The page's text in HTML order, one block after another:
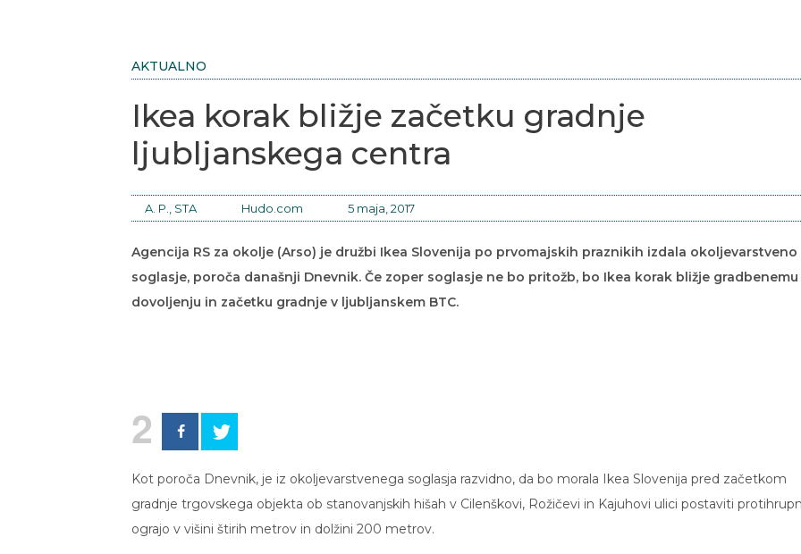
AKTUALNO
Ikea korak bližje začetku gradnje
ljubljanskega centra
A. P., STA Hudo.com 5 maja, 2017
Agencija RS za okolje (Arso) je družbi Ikea Slovenija po prvomajskih praznikih izdala okoljevarstveno
soglasje, poroča današnji Dnevnik. Če zoper soglasje ne bo pritožb, bo Ikea korak bližje gradbenemu
dovoljenju in začetku gradnje v ljubljanskem BTC.
2
Kot poroča Dnevnik, je iz okoljevarstvenega soglasja razvidno, da bo morala Ikea Slovenija pred začetkom
gradnje trgovskega objekta ob stanovanjskih hišah v Cilenškovi, Rožičevi in Kajuhovi ulici postaviti
ograjo v višini štirih metrov in dolžini 200 metrov.